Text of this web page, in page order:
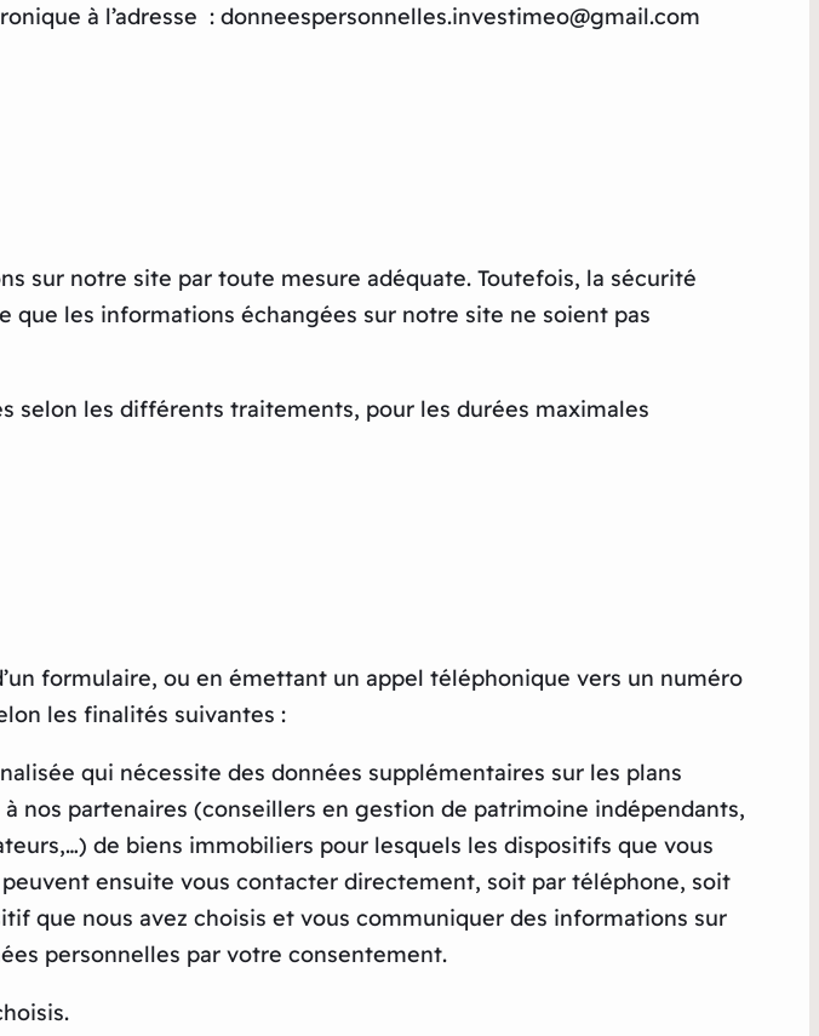
à l’adresse : donneespersonnelles.investimeo@gmail.com
sur notre site par toute mesure adéquate. Toutefois, la sécurité
que les informations échangées sur notre site ne soient pas
selon les différents traitements, pour les durées maximales
formulaire, ou en émettant un appel téléphonique vers un numéro
les finalités suivantes :
qui nécessite des données supplémentaires sur les plans
nos partenaires (conseillers en gestion de patrimoine indépendants,
de biens immobiliers pour lesquels les dispositifs que vous
ensuite vous contacter directement, soit par téléphone, soit
que nous avez choisis et vous communiquer des informations sur
personnelles par votre consentement.